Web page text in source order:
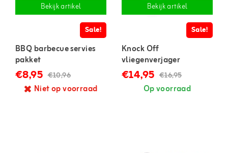
Bekijk artikel
Sale!
BBQ barbecue servies
pakket
€8,95 €10,96
Niet op voorraad
Bekijk artikel
Sale!
Knock Off
vliegenverjager
€14,95 €16,95
Op voorraad